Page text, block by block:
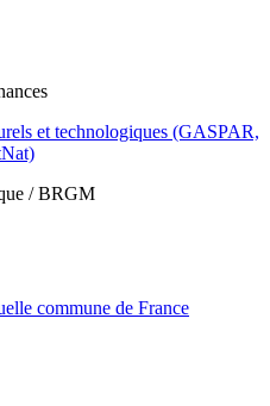
et technologiques (GASPAR,
/ BRGM
commune de France